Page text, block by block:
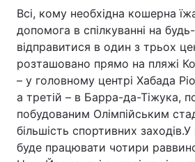
Техно і зв'язок Лайт
Зброя
Здоров'я
Цікавинки
Екологія
Всі, кому необхідна кошерна
допомога в спілкуванні на
відправитися в один з трьох
розташовано прямо на пляжі
– у головному центрі Хабада
а третій – в Барра-да-Тіжука,
побудованим Олімпійським
більшість спортивних
буде працювати чотири